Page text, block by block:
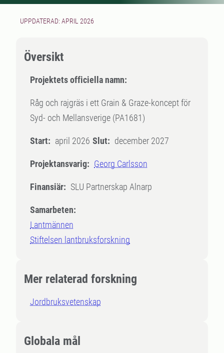
UPPDATERAD: APRIL 2026
Översikt
Projektets officiella namn:
Råg och rajgräs i ett Grain & Graze-koncept för
Syd- och Mellansverige (PA1681)
Start: april 2026 Slut: december 2027
Projektansvarig: Georg Carlsson
Finansiär: SLU Partnerskap Alnarp
Samarbeten:
Lantmännen
Stiftelsen lantbruksforskning
Mer relaterad forskning
Jordbruksvetenskap
Globala mål